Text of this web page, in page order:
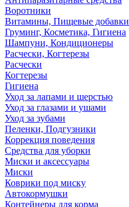
Воротники
Витамины, Пищевые добавки
Груминг, Косметика, Гигиена
Шампуни, Кондиционеры
Расчески, Когтерезы
Расчески
Когтерезы
Гигиена
Уход за лапами и шерстью
Уход за глазами и ушами
Уход за зубами
Пеленки, Подгузники
Коррекция поведения
Средства для уборки
Миски и аксессуары
Миски
Коврики под миску
Автокормушки
Контейнеры для корма